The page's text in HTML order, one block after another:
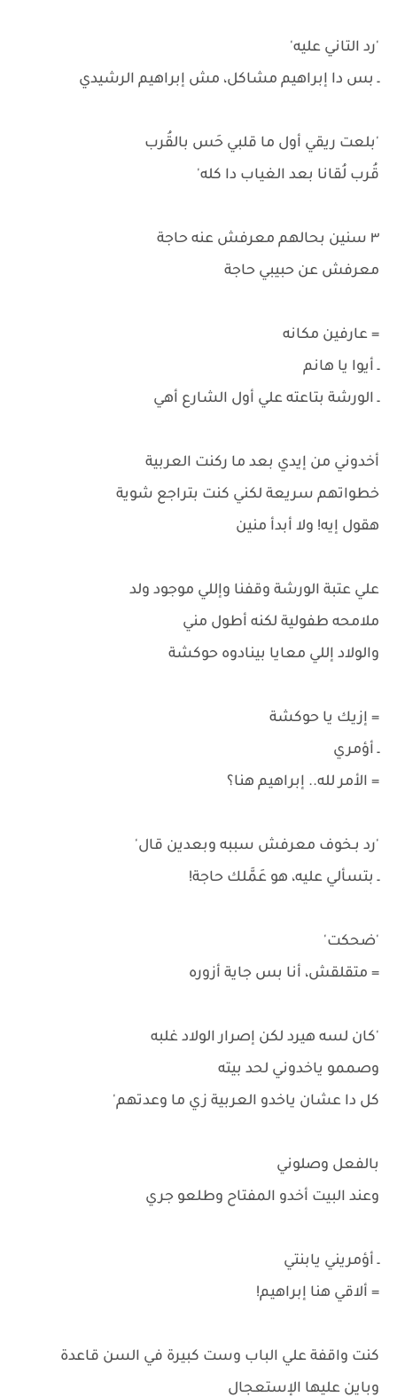
'رد التاني عليه'
ـ بس دا إبراهيم مشاكل، مش إبراهيم الرشيدي
'بلعت ريقي أول ما قلبي حَس بالقُرب
قُرب لُقانا بعد الغياب دا كله'
٣ سنين بحالهم معرفش عنه حاجة
معرفش عن حبيبي حاجة
= عارفين مكانه
ـ أيوا يا هانم
ـ الورشة بتاعته علي أول الشارع أهي
أخدوني من إيدي بعد ما ركنت العربية
خطواتهم سريعة لكني كنت بتراجع شوية
هقول إيه! ولا أبدأ منين
علي عتبة الورشة وقفنا وإللي موجود ولد
ملامحه طفولية لكنه أطول مني
والولاد إللي معايا بينادوه حوكشة
= إزيك يا حوكشة
ـ أؤمري
= الأمر لله.. إبراهيم هنا؟
'رد بـخوف معرفش سببه وبعدين قال'
ـ بتسألي عليه، هو عَمَّلك حاجة!
'ضحكت'
= متقلقش، أنا بس جاية أزوره
'كان لسه هيرد لكن إصرار الولاد غلبه
وصممو ياخدوني لحد بيته
كل دا عشان ياخدو العربية زي ما وعدتهم'
بالفعل وصلوني
وعند البيت أخدو المفتاح وطلعو جري
ـ أؤمريني يابنتي
= ألاقي هنا إبراهيم!
كنت واقفة علي الباب وست كبيرة في السن قاعدة
وباين عليها الإستعجال